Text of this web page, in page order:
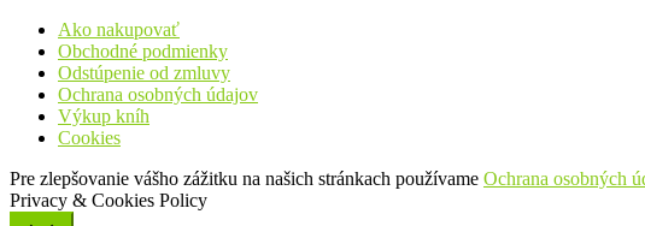
Ako nakupovať
Obchodné podmienky
Odstúpenie od zmluvy
Ochrana osobných údajov
Výkup kníh
Cookies
Pre zlepšovanie vášho zážitku na našich stránkach používame Ochrana osobných
Privacy & Cookies Policy